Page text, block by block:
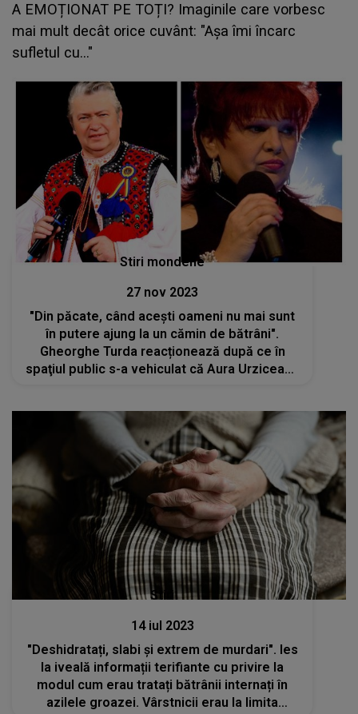
A EMOȚIONAT PE TOȚI? Imaginile care vorbesc
mai mult decât orice cuvânt: "Așa îmi încarc
sufletul cu..."
Stiri mondene
27 nov 2023
"Din păcate, când acești oameni nu mai sunt
în putere ajung la un cămin de bătrâni".
Gheorghe Turda reacționează după ce în
spaţiul public s-a vehiculat că Aura Urziceanu
Stiri
14 iul 2023
"Deshidratați, slabi și extrem de murdari". Ies
la iveală informații terifiante cu privire la
modul cum erau tratați bătrânii internați în
azilele groazei. Vârstnicii erau la limita